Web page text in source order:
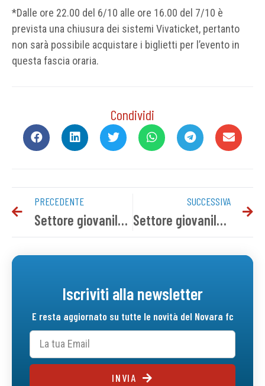
*Dalle ore 22.00 del 6/10 alle ore 16.00 del 7/10 è
prevista una chiusura dei sistemi Vivaticket, pertanto
non sarà possibile acquistare i biglietti per l’evento in
questa fascia oraria.
Condividi
PRECEDENTE
Settore giovanile, i risultati del weekend
SUCCESSIVA
Settore giovanile, il programma del weekend
Iscriviti alla newsletter
E resta aggiornato su tutte le novità del Novara fc
INVIA